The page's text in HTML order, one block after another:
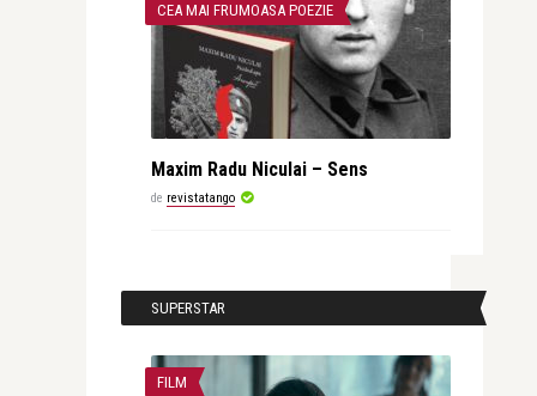
CEA MAI FRUMOASA POEZIE
Maxim Radu Niculai – Sens
de revistatango
SUPERSTAR
FILM